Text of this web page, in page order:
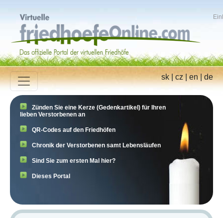
sk|cz|en|de
Zünden Sie eine Kerze (Gedenkartikel) für Ihren
lieben Verstorbenen an
QR-Codes auf den Friedhöfen
Chronik der Verstorbenen samt Lebensläufen
Sind Sie zum ersten Mal hier?
Dieses Portal